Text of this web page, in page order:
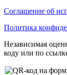
Соглашение об
Политика
Независимая
коду или по